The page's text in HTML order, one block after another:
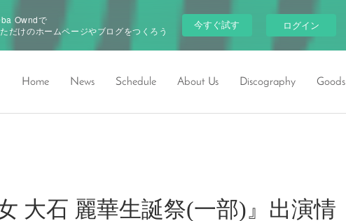
Owndで
だけのホームページやブログをつくろう
今すぐ試す ログイン
Home News Schedule About Us Discography Goods
大石 麗華生誕祭(一部)』出演情